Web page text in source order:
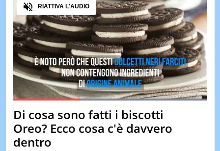
WOW
POP
STORIE
VIDEO
& TV
QUIZ
&
TEST
Pause Unmute
Loaded:100.00%
Audio
RIATTIVA L'AUDIO
Di cosa sono fatti i biscotti
Oreo? Ecco cosa c'è davvero
dentro